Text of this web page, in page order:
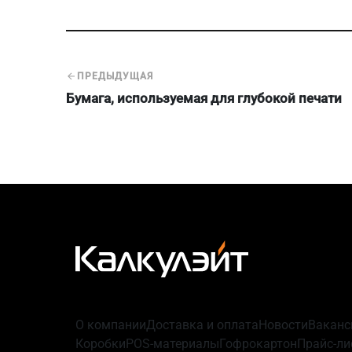
ПРЕДЫДУЩАЯ
Бумага, используемая для глубокой печати
О компанииДоставка и оплатаНовости
КоробкиPOS-материалыГофрокартонПрайс-